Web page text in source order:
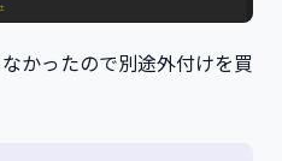
かったので別途外付けを買